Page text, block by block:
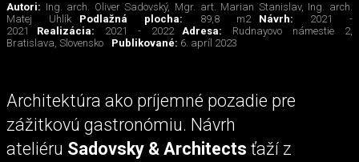
Autori: Ing. arch. Oliver Sadovský, Mgr. art. Marian Stanislav, Ing. arch.
Matej Uhlík
Podlažná plocha: 89,8 m2 Návrh: 2021 -
2021
Realizácia: 2021 - 2022 Adresa: Rudnayovo námestie 2,
Bratislava, Slovensko
Publikované: 6. apríl 2023
Architektúra ako príjemné pozadie pre
zážitkovú gastronómiu. Návrh
ateliéru Sadovsky & Architects ťaží z